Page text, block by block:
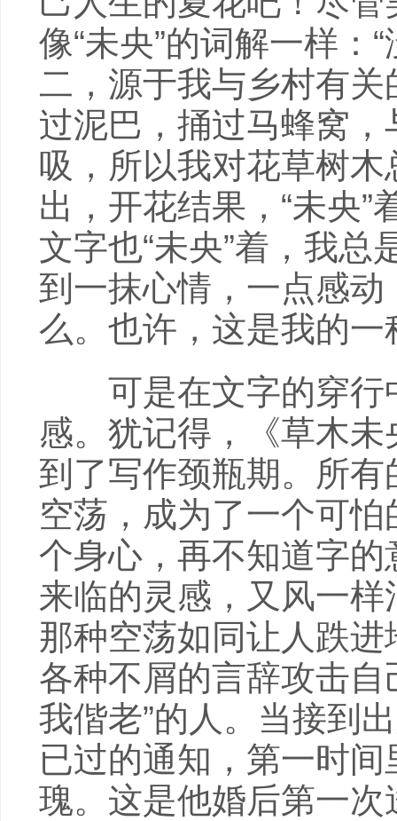
像“未央”的词解一样：
二，源于我与乡村有
过泥巴，捅过马蜂窝
吸，所以我对花草树
出，开花结果，“未央
文字也“未央”着，我
到一抹心情，一点感
么。也许，这是我的
可是在文字的穿行
感。犹记得，《草木
到了写作颈瓶期。所
空荡，成为了一个可
个身心，再不知道字
来临的灵感，又风一
那种空荡如同让人跌
各种不屑的言辞攻击
我偕老”的人。当接到
已过的通知，第一时
瑰。这是他婚后第一